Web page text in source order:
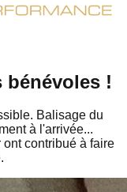
bénévoles !
Balisage du
à l'arrivée...
contribué à faire